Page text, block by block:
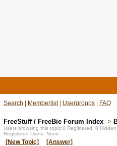
Search Memberlist| Usergroups FAQ
FreeStuff / FreeBie Forum Index ->
Users browsing this topic:0 Registered, 0
Registered Users: None
[New Topic] [Answer]